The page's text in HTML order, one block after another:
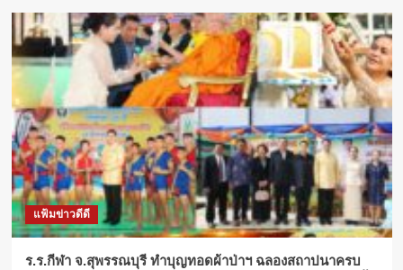
แฟ้มข่าวดีดี
ร.ร.กีฬา จ.สุพรรณบุรี ทำบุญทอดผ้าป่าฯ ฉลองสถาปนาครบ